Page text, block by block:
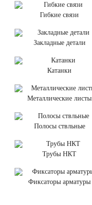
Гибкие связи
Закладные детали
Катанки
Металлические листы
Полосы ствльные
Трубы НКТ
Фиксаторы арматуры